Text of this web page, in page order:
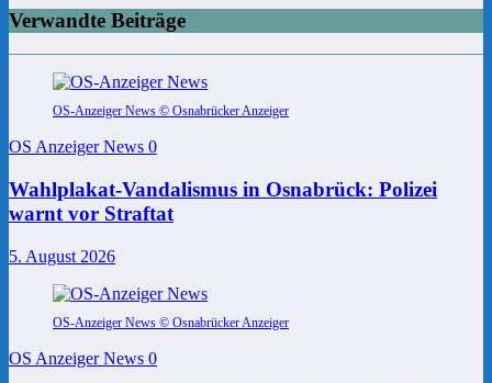
Verwandte Beiträge
OS-Anzeiger News © Osnabrücker Anzeiger
OS Anzeiger News 0
Wahlplakat-Vandalismus in Osnabrück: Polizei
warnt vor Straftat
5. August 2026
OS-Anzeiger News © Osnabrücker Anzeiger
OS Anzeiger News 0